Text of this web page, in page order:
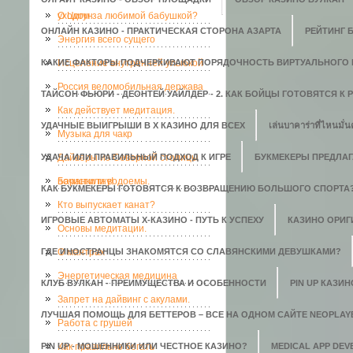
ОНЛАЙН КАЗИНО - ПРАКТИЧЕСКАЯ СТОРОНА АЗАРТА РЕЙТИНГ
КАКИЕ ФАКТОРЫ ПОДЧЕРКИВАЮТ ПОРЯДОЧНОСТЬ ВИРТУАЛЬНОГО
ТАЙСОН ФЬЮРИ - ДЕОНТЕЙ УАЙЛДЕР - 2. КАК БОЙЦЫ ГОТОВЯТСЯ К
УДАЧНЫЕ ВЫИГРЫШИ В X КАЗИНО ДЛЯ ВСЕХ เล่นบาคาร่าที่ไหนมั่น
УДАЧА ИЛИ ПРАВИЛЬНЫЙ ПОДХОД К ИГРЕ БУКМЕКЕРЫ
КАК БУКМЕКЕРЫ ГОТОВЯТСЯ К ВОЗВРАЩЕНИЮ БОЛЬШОГО
ИГРОВЫЕ АВТОМАТЫ Х-КАЗИНО - ПУТЬ К УСПЕХУ КАЗИНО
ГДЕ ИНОСТРАНЦЫ ЗНАКОМЯТСЯ СО СЛАВЯНСКИМИ ДЕВУШКАМИ?
КЛУБ ВУЛКАН - ПРЕИМУЩЕСТВА И ОСОБЕННОСТИ PIN UP
ЛУЧШАЯ ПОМОЩЬ ДЛЯ БЕТТЕРОВ – ВСЕ НА ОДНОМ САЙТЕ
PIN UP - МОШЕННИКИ ИЛИ ЧЕСТНОЕ КАЗИНО? MEDICAL APP
уходом за любимой бабушкой?
О Цигун
Энергия всего сущего
Исцеление внутренней улыбкой
Россия веломобильная держава
Как действует медитация.
Музыка для чакр
Дайверы из Северной столицы
почистили водоемы.
Баранки гну!
Кто выпускает канат?
Основы медитации.
О мантрах
Энергетическая медицина
Запрет на дайвинг с акулами.
Работа с грушей
Как правильно бегать